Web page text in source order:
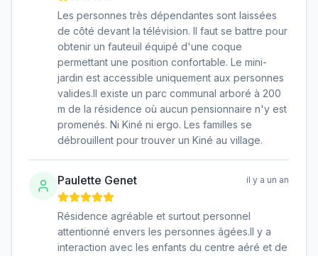
Les personnes très dépendantes sont laissées
de côté devant la télévision. Il faut se battre pour
obtenir un fauteuil équipé d'une coque
permettant une position confortable. Le mini-
jardin est accessible uniquement aux personnes
valides.Il existe un parc communal arboré à 200
m de la résidence où aucun pensionnaire n'y est
promenés. Ni Kiné ni ergo. Les familles se
débrouillent pour trouver un Kiné au village.
Paulette Genet il y a un an
Résidence agréable et surtout personnel
attentionné envers les personnes âgées.Il y a
interaction avec les enfants du centre aéré et de